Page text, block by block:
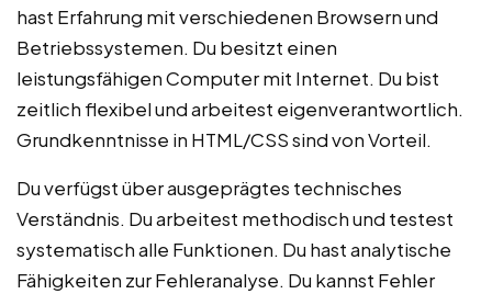
hast Erfahrung mit verschiedenen Browsern und
Betriebssystemen. Du besitzt einen
leistungsfähigen Computer mit Internet. Du bist
zeitlich flexibel und arbeitest eigenverantwortlich.
Grundkenntnisse in HTML/CSS sind von Vorteil.
Du verfügst über ausgeprägtes technisches
Verständnis. Du arbeitest methodisch und testest
systematisch alle Funktionen. Du hast analytische
Fähigkeiten zur Fehleranalyse. Du kannst Fehler